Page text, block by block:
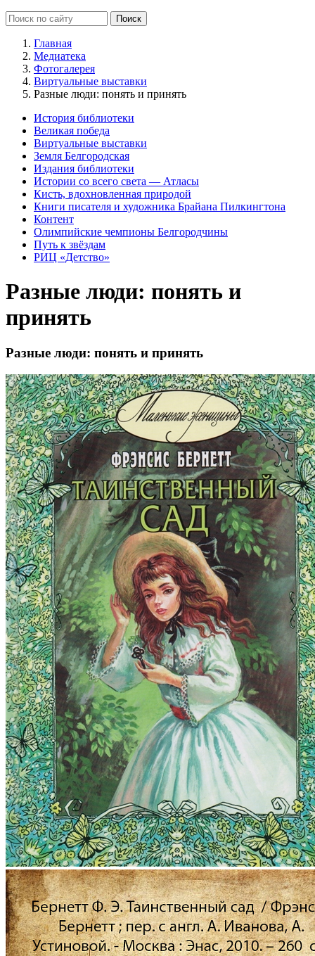
Главная
Медиатека
Фотогалерея
Виртуальные выставки
Разные люди: понять и принять
История библиотеки
Великая победа
Виртуальные выставки
Земля Белгородская
Издания библиотеки
Истории со всего света — Атласы
Кисть, вдохновленная природой
Книги писателя и художника Брайана Пилкингтона
Контент
Олимпийские чемпионы Белгородчины
Путь к звёздам
РИЦ «Детство»
Разные люди: понять и
принять
Разные люди: понять и принять